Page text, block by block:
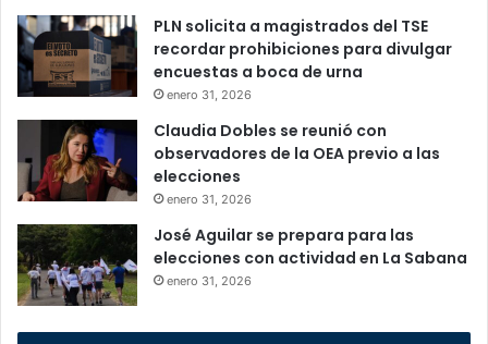
PLN solicita a magistrados del TSE
recordar prohibiciones para divulgar
encuestas a boca de urna
enero 31, 2026
Claudia Dobles se reunió con
observadores de la OEA previo a las
elecciones
enero 31, 2026
José Aguilar se prepara para las
elecciones con actividad en La Sabana
enero 31, 2026